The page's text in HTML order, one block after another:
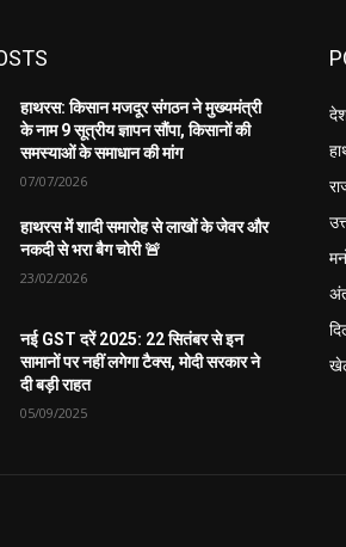
हाथरस: किसान मजदूर संगठन ने मुख्यमंत्री
के नाम 9 सूत्रीय ज्ञापन सौंपा, किसानों की
समस्याओं के समाधान की मांग
07/07/2026
हाथरस में शादी समारोह से लाखों के जेवर और
नकदी से भरा बैग चोरी 🚨
23/02/2026
नई GST दरें 2025: 22 सितंबर से इन
सामानों पर नहीं लगेगा टैक्स, मोदी सरकार ने
दी बड़ी राहत
05/09/2025